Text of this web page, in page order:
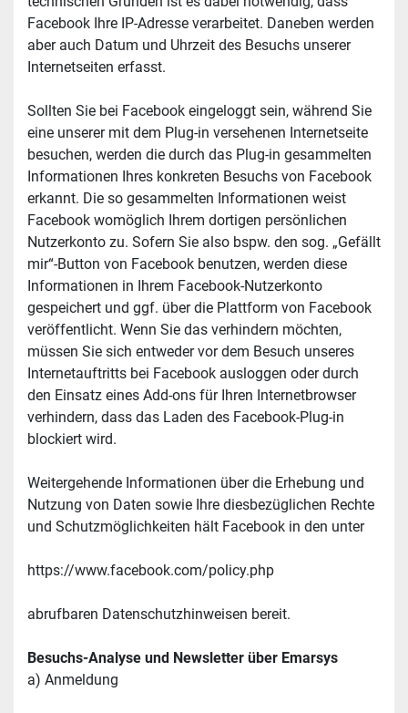
Facebook Ihre IP-Adresse verarbeitet. Daneben werden
aber auch Datum und Uhrzeit des Besuchs unserer
Internetseiten erfasst.
Sollten Sie bei Facebook eingeloggt sein, während Sie
eine unserer mit dem Plug-in versehenen Internetseite
besuchen, werden die durch das Plug-in gesammelten
Informationen Ihres konkreten Besuchs von Facebook
erkannt. Die so gesammelten Informationen weist
Facebook womöglich Ihrem dortigen persönlichen
Nutzerkonto zu. Sofern Sie also bspw. den sog. „Gefällt
mir“-Button von Facebook benutzen, werden diese
Informationen in Ihrem Facebook-Nutzerkonto
gespeichert und ggf. über die Plattform von Facebook
veröffentlicht. Wenn Sie das verhindern möchten,
müssen Sie sich entweder vor dem Besuch unseres
Internetauftritts bei Facebook ausloggen oder durch
den Einsatz eines Add-ons für Ihren Internetbrowser
verhindern, dass das Laden des Facebook-Plug-in
blockiert wird.
Weitergehende Informationen über die Erhebung und
Nutzung von Daten sowie Ihre diesbezüglichen Rechte
und Schutzmöglichkeiten hält Facebook in den unter
https://www.facebook.com/policy.php
abrufbaren Datenschutzhinweisen bereit.
Besuchs-Analyse und Newsletter über Emarsys
a) Anmeldung